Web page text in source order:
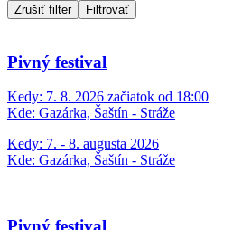
Zrušiť filter Filtrovať
Pivný festival
Kedy: 7. 8. 2026 začiatok od 18:00
Kde: Gazárka, Šaštín - Stráže
Kedy: 7. - 8. augusta 2026
Kde: Gazárka, Šaštín - Stráže
Pivný festival